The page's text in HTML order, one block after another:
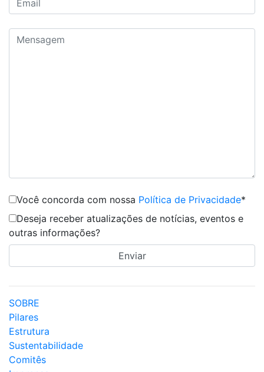
Você concorda com nossa Política de Privacidade*
Deseja receber atualizações de notícias, eventos e
outras informações?
SOBRE
Pilares
Estrutura
Sustentabilidade
Comitês